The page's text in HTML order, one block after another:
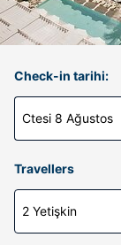
Check-in tarihi:
Ctesi 8 Ağustos
Travellers
2 Yetişkin